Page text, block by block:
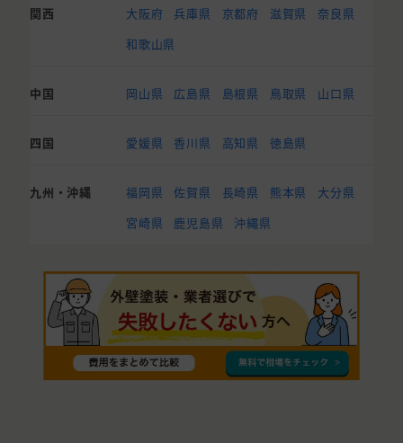
関西 大阪府 兵庫県 京都府 滋賀県
奈良県
和歌山県
中国 岡山県 広島県 島根県 鳥取県 山口県
四国 愛媛県 香川県 高知県 徳島県
九州・沖縄 福岡県 佐賀県 長崎県 熊本県
大分県
宮崎県
鹿児島県 沖縄県